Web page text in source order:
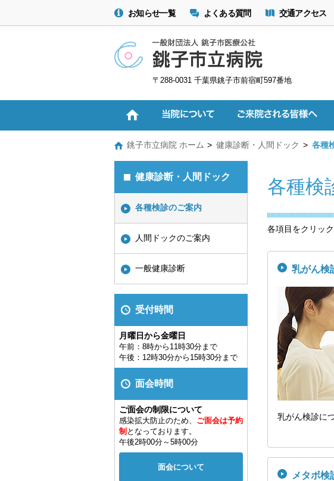
お知らせ一覧 よくある質問 交通アクセス
〒288-0031 千葉県銚子市前宿町597番地
銚子市立病院 ホーム 健康診断・人間ドック 各種
各種検
各項目をクリッ
乳がん検
乳がん検診に
メタボ検
健康診断・人間ドック
各種検診のご案内
人間ドックのご案内
一般健康診断
受付時間
月曜日から金曜日
午前：8時から11時30分まで
午後：12時30分から15時30分まで
面会時間
ご面会の制限について
感染拡大防止のため、 ご面会は予約
制 となっております。
午後2時00分～5時00分
面会について